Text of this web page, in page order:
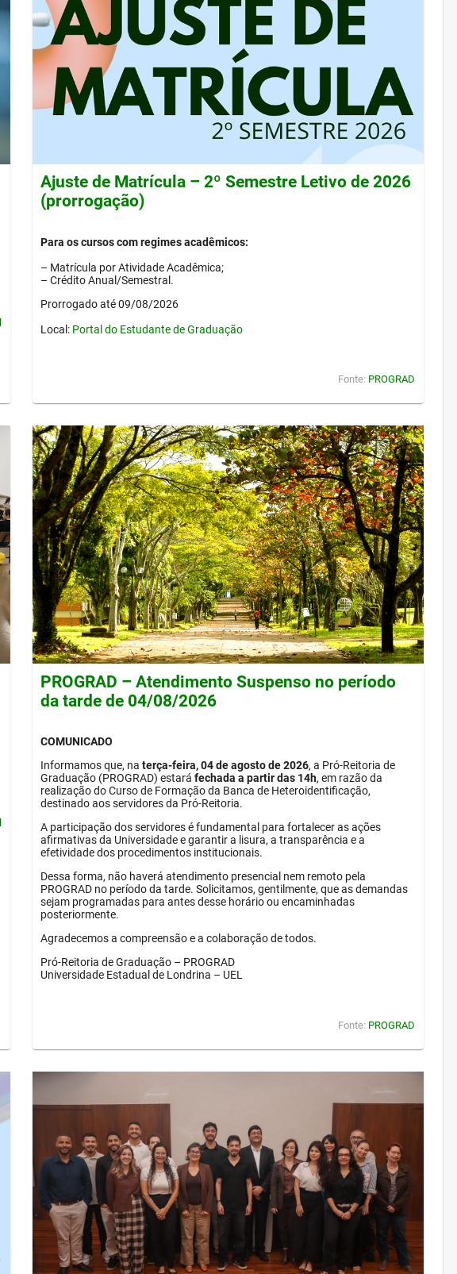
Ajuste de Matrícula – 2º Semestre Letivo de 2026
(prorrogação)
Para os cursos com regimes acadêmicos:
– Matrícula por Atividade Acadêmica;
– Crédito Anual/Semestral.
Prorrogado até 09/08/2026
Local: Portal do Estudante de Graduação
Fonte: PROGRAD
PROGRAD – Atendimento Suspenso no período
da tarde de 04/08/2026
COMUNICADO
Informamos que, na terça-feira, 04 de agosto de 2026, a Pró-Reitoria de
Graduação (PROGRAD) estará fechada a partir das 14h, em razão da
realização do Curso de Formação da Banca de Heteroidentificação,
destinado aos servidores da Pró-Reitoria.
A participação dos servidores é fundamental para fortalecer as ações
afirmativas da Universidade e garantir a lisura, a transparência e a
efetividade dos procedimentos institucionais.
Dessa forma, não haverá atendimento presencial nem remoto pela
PROGRAD no período da tarde. Solicitamos, gentilmente, que as demandas
sejam programadas para antes desse horário ou encaminhadas
posteriormente.
Agradecemos a compreensão e a colaboração de todos.
Pró-Reitoria de Graduação – PROGRAD
Universidade Estadual de Londrina – UEL
Fonte: PROGRAD